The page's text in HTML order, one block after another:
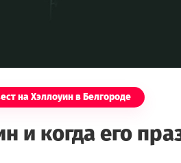
на Хэллоуин в Белгороде
и когда его